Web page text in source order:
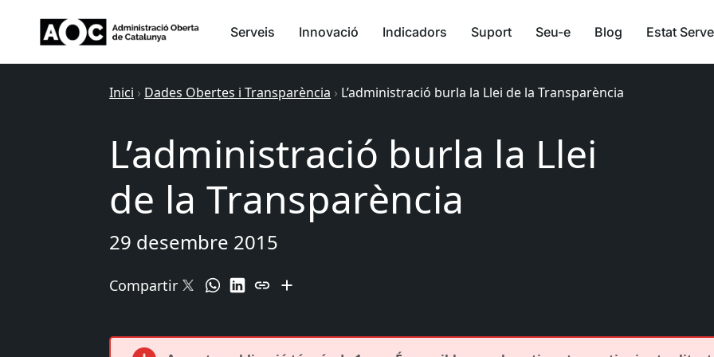
Serveis Innovació Indicadors Suport Seu-e Blog Estat
Inici › Dades Obertes i Transparència › L’administració burla la Llei de la Transparència
L’administració burla la Llei
de la Transparència
29 desembre 2015
Compartir